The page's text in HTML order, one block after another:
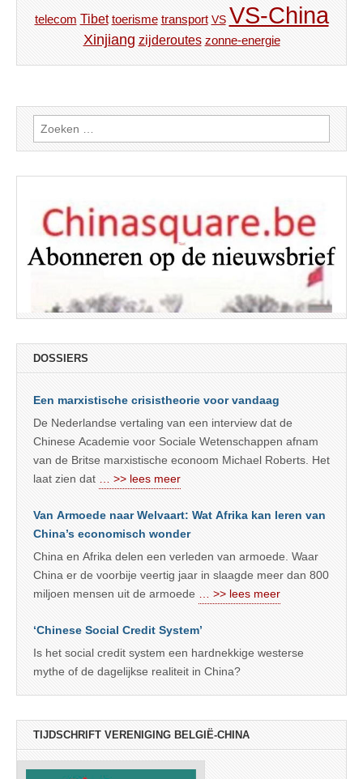
telecom Tibet toerisme transport VS VS-China
Xinjiang zijderoutes zonne-energie
Zoeken
naar:
DOSSIERS
Een marxistische crisistheorie voor vandaag
De Nederlandse vertaling van een interview dat de
Chinese Academie voor Sociale Wetenschappen afnam
van de Britse marxistische econoom Michael Roberts. Het
laat zien dat
… >> lees meer
Van Armoede naar Welvaart: Wat Afrika kan leren van
China’s economisch wonder
China en Afrika delen een verleden van armoede. Waar
China er de voorbije veertig jaar in slaagde meer dan 800
miljoen mensen uit de armoede
… >> lees meer
‘Chinese Social Credit System’
Is het social credit system een hardnekkige westerse
mythe of de dagelijkse realiteit in China?
TIJDSCHRIFT VERENIGING BELGIË-CHINA